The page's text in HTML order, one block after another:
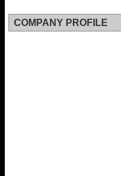
COMPANY PROFILE